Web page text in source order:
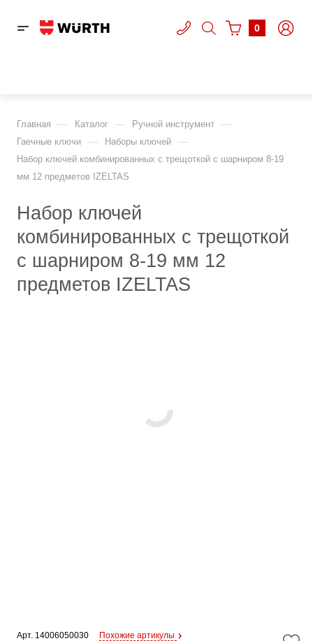
0
Главная — Каталог — Ручной инструмент —
Гаечные ключи — Наборы ключей —
Набор ключей комбинированных с трещоткой с шарниром 8-19
мм 12 предметов IZELTAS
Набор ключей
комбинированных с трещоткой
с шарниром 8-19 мм 12
предметов IZELTAS
Арт. 14006050030
Похожие артикулы